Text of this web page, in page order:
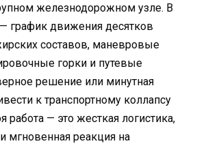
железнодорожном узле. В
график движения десятков
составов, маневровые
горки и путевые
решение или минутная
к транспортному коллапсу
— это жесткая логистика,
мгновенная реакция на